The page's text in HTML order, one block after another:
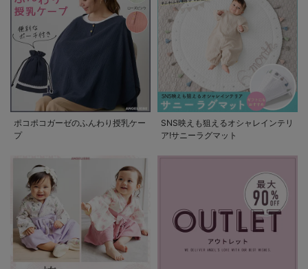
ポコポコガーゼのふんわり授乳ケー
プ
SNS映えも狙えるオシャレインテリ
ア!サニーラグマット